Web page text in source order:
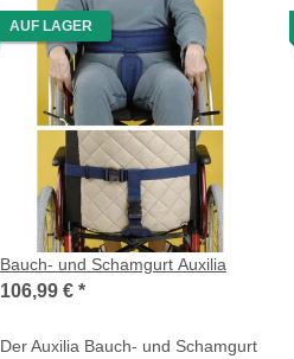
AUF LAGER
Bauch- und Schamgurt Auxilia
106,99 € *
Der Auxilia Bauch- und Schamgurt